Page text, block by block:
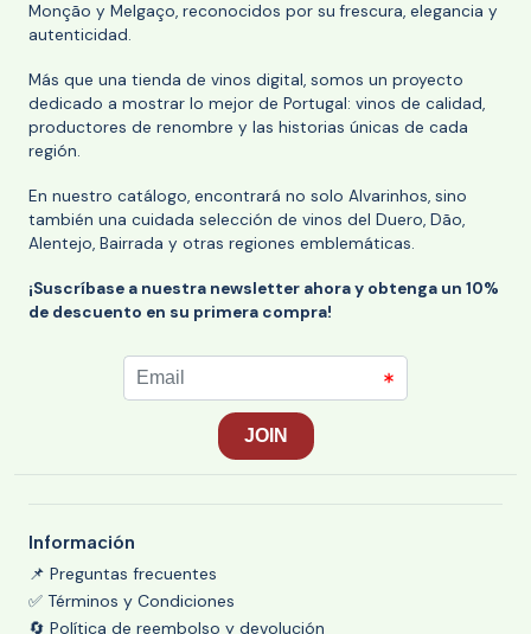
Monção y Melgaço, reconocidos por su frescura, elegancia y
autenticidad.
Más que una tienda de vinos digital, somos un proyecto
dedicado a mostrar lo mejor de Portugal: vinos de calidad,
productores de renombre y las historias únicas de cada
región.
En nuestro catálogo, encontrará no solo Alvarinhos, sino
también una cuidada selección de vinos del Duero, Dão,
Alentejo, Bairrada y otras regiones emblemáticas.
¡Suscríbase a nuestra newsletter ahora y obtenga un 10%
de descuento en su primera compra!
Información
📌 Preguntas frecuentes
✅ Términos y Condiciones
🔄 Política de reembolso y devolución